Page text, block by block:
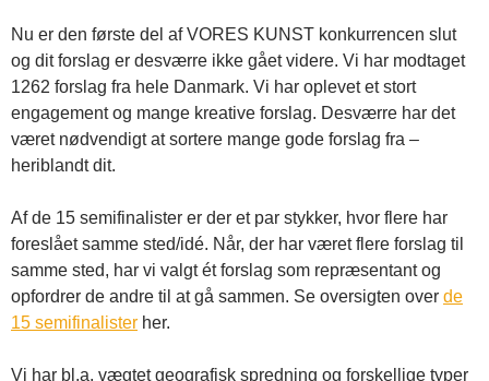
Nu er den første del af VORES KUNST konkurrencen slut
og dit forslag er desværre ikke gået videre. Vi har modtaget
1262 forslag fra hele Danmark. Vi har oplevet et stort
engagement og mange kreative forslag. Desværre har det
været nødvendigt at sortere mange gode forslag fra –
heriblandt dit.
Af de 15 semifinalister er der et par stykker, hvor flere har
foreslået samme sted/idé. Når, der har været flere forslag til
samme sted, har vi valgt ét forslag som repræsentant og
opfordrer de andre til at gå sammen. Se oversigten over de
15 semifinalister her.
Vi har bl.a. vægtet geografisk spredning og forskellige typer